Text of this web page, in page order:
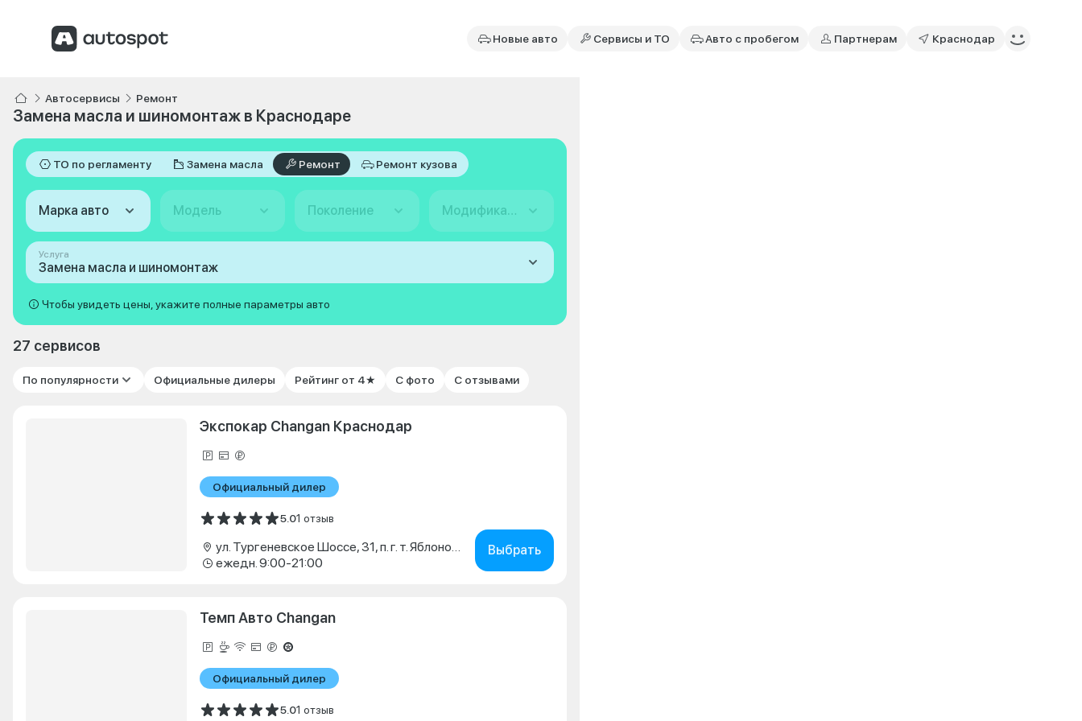
Новые авто Сервисы и ТО Авто с пробегом Партнерам Краснодар
Автосервисы Ремонт
Замена масла и шиномонтаж в Краснодаре
ТО по регламенту Замена масла Ремонт Ремонт кузова
Марка авто Модель Поколение Модификация
Услуга
Замена масла и шиномонтаж
Чтобы увидеть цены, укажите полные параметры авто
27 сервисов
По популярности Официальные дилеры Рейтинг от 4★ С фото С отзывами
Экспокар Changan Краснодар
Официальный дилер
5.01 отзыв
ул. Тургеневское Шоссе, 31, п. г. т. Яблоновский
ежедн. 9:00-21:00
Выбрать
Темп Авто Changan
Официальный дилер
5.01 отзыв